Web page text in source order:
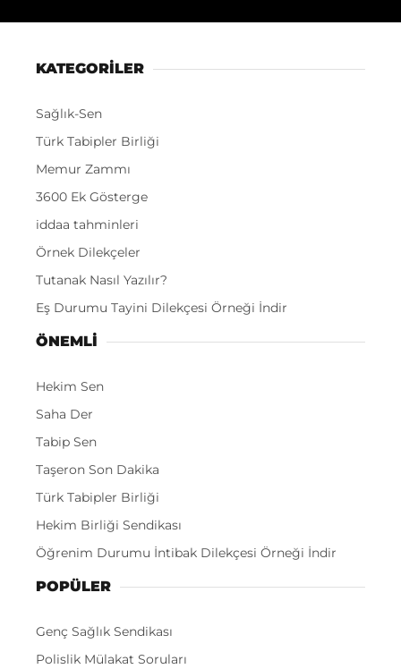
KATEGORİLER
Sağlık-Sen
Türk Tabipler Birliği
Memur Zammı
3600 Ek Gösterge
iddaa tahminleri
Örnek Dilekçeler
Tutanak Nasıl Yazılır?
Eş Durumu Tayini Dilekçesi Örneği İndir
ÖNEMLI
Hekim Sen
Saha Der
Tabip Sen
Taşeron Son Dakika
Türk Tabipler Birliği
Hekim Birliği Sendikası
Öğrenim Durumu İntibak Dilekçesi Örneği İndir
POPÜLER
Genç Sağlık Sendikası
Polislik Mülakat Soruları